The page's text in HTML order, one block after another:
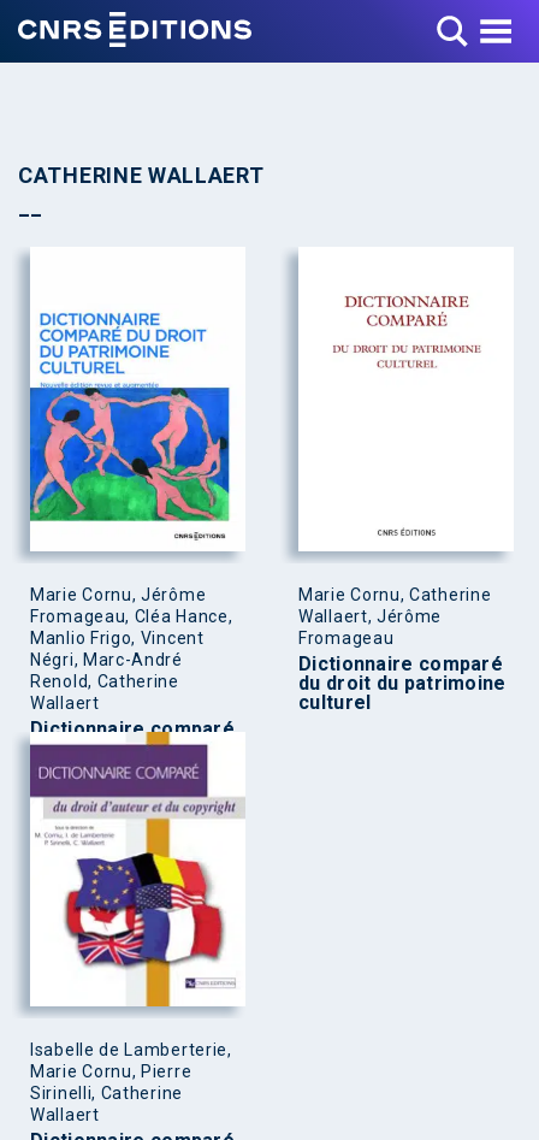
Toggle Menu
CATHERINE WALLAERT
Marie Cornu, Jérôme
Fromageau, Cléa Hance,
Manlio Frigo, Vincent
Négri, Marc-André
Renold, Catherine
Wallaert
Dictionnaire comparé
du droit du patrimoine
culturel
Marie Cornu, Catherine
Wallaert, Jérôme
Fromageau
Dictionnaire comparé
du droit du patrimoine
culturel
Isabelle de Lamberterie,
Marie Cornu, Pierre
Sirinelli, Catherine
Wallaert